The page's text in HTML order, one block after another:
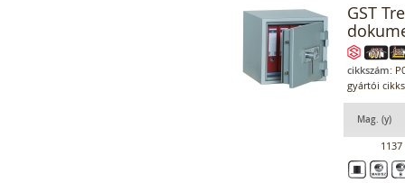
GST
cikkszám:
gyártói
Mag. (y)
1137